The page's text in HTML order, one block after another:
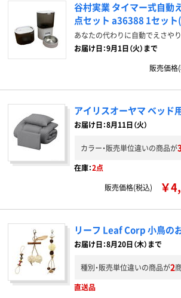
谷村実業 タイマー式自動
点セット a36388 1セット
あなたの代わりに自動でえさや
お届け日：9月1日（火）まで
販売価格
アイリスオーヤマ ベッド
お届け日：8月11日（火）
カラー・販売単位違いの商品が
在庫：2点
販売価格(税込)
￥
リーフ Leaf Corp 小鳥の
お届け日：8月20日（木）まで
種別・販売単位違いの商品が2
直送品